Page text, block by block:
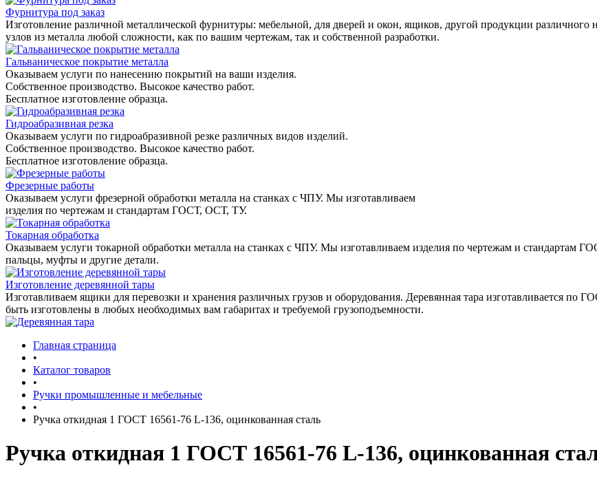
Фурнитура под заказ
Изготовление различной металлической фурнитуры: мебельной, для дверей и окон, ящиков, другой продукции
узлов из металла любой сложности, как по вашим чертежам, так и собственной разработки.
Гальваническое покрытие металла
Оказываем услуги по нанесению покрытий на ваши изделия.
Собственное производство. Высокое качество работ.
Бесплатное изготовление образца.
Гидроабразивная резка
Оказываем услуги по гидроабразивной резке различных видов изделий.
Собственное производство. Высокое качество работ.
Бесплатное изготовление образца.
Фрезерные работы
Оказываем услуги фрезерной обработки металла на станках с ЧПУ. Мы изготавливаем
изделия по чертежам и стандартам ГОСТ, ОСТ, ТУ.
Токарная обработка
Оказываем услуги токарной обработки металла на станках с ЧПУ. Мы изготавливаем изделия по чертежам и
пальцы, муфты и другие детали.
Изготовление деревянной тары
Изготавливаем ящики для перевозки и хранения различных грузов и оборудования. Деревянная тара изготавливается
быть изготовлены в любых необходимых вам габаритах и требуемой грузоподъемности.
Главная страница
•
Каталог товаров
•
Ручки промышленные и мебельные
•
Ручка откидная 1 ГОСТ 16561-76 L-136, оцинкованная сталь
Ручка откидная 1 ГОСТ 16561-76 L-136, оцинкованная